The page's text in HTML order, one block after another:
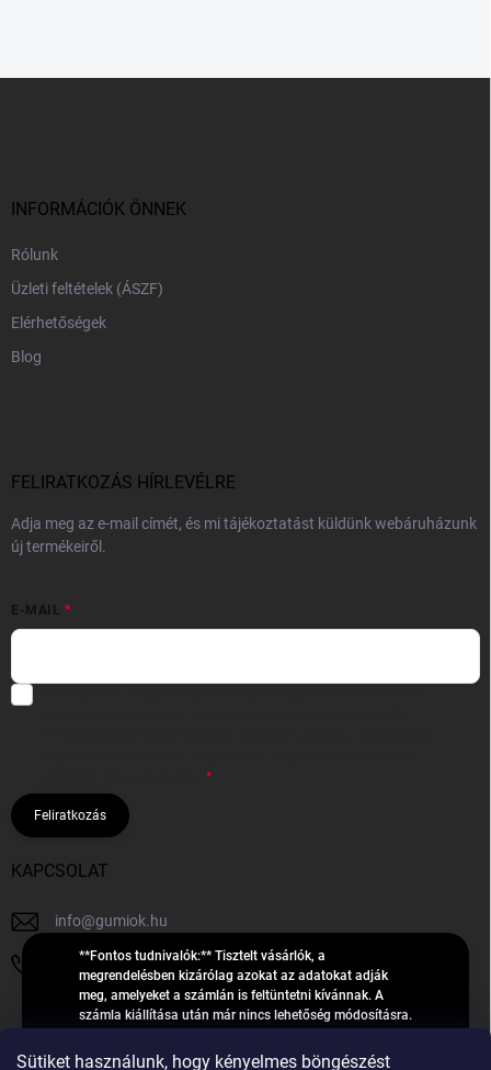
Sütiket használunk, hogy kényelmes böngészést
**Fontos tudnivalók:** Tisztelt vásárlók, a
megrendelésben kizárólag azokat az adatokat adják
meg, amelyeket a számlán is feltüntetni kívánnak. A
számla kiállítása után már nincs lehetőség módosításra.
feldolgozása” státusz alatt van lehetőség! Csak új,
INFORMÁCIÓK ÖNNEK
Rólunk
Üzleti feltételek (ÁSZF)
Elérhetőségek
Blog
FELIRATKOZÁS HÍRLEVÉLRE
Adja meg az e-mail címét, és mi tájékoztatást küldünk webáruházunk
új termékeiről.
E-MAIL
Feliratkozás
KAPCSOLAT
info@gumiok.hu
+36705429902